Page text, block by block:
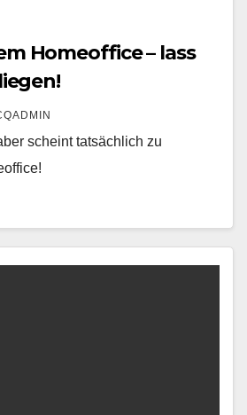
Homeoffice – lass
scheint tatsächlich zu